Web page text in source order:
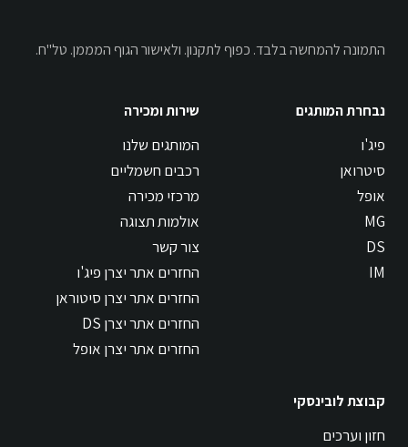
התמונה להמחשה בלבד. כפוף לתקנון. ולאישור הגוף המממן. טל"ח.
נבחרת המותגים
פיג'ו
סיטרואן
אופל
MG
DS
IM
שירות ומכירה
המותגים שלנו
רכבים חשמליים
מרכזי מכירה
אולמות תצוגה
צור קשר
החזרים אתר יצרן פיג'ו
החזרים אתר יצרן סיטוראן
החזרים אתר יצרן DS
החזרים אתר יצרן אופל
קבוצת לובינסקי
חזון וערכים